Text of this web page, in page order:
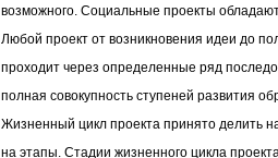
возможного. Социальные проекты
Любой проект от возникновения идеи до
проходит через определенные ряд
полная совокупность ступеней развития
Жизненный цикл проекта принято делить
на этапы. Стадии жизненного цикла